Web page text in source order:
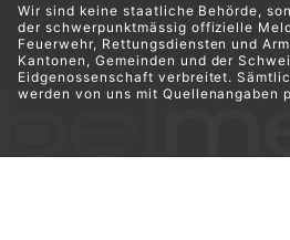
Wir sind keine staatliche Behörde,
der schwerpunktmässig offizielle
Feuerwehr, Rettungsdiensten und
Kantonen, Gemeinden und der
Eidgenossenschaft verbreitet.
werden von uns mit Quellenangaben